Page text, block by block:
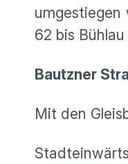
umgestiegen
62 bis
Bautzner
Mit den